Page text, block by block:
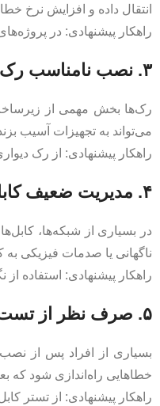
انتقال داده و افزایش نرخ
راهکار پیشنهادی: در
۳. نصب نامناسب رک شبکه
رک‌ها بخش مهمی از زیرساخت
می‌تواند به تجهیزات آسیب
راهکار پیشنهادی: از رک
۴. مدیریت ضعیف کابل‌ها و نبود برچسب‌گذاری
در بسیاری از شبکه‌ها،
ناگهانی یا صدمات فیزیکی به
راهکار پیشنهادی: استفاده
۵. صرف‌ نظر از تست نهایی و ابزارهای نظارت
بسیاری از افراد پس از
خطاهایی راه‌اندازی شود که
راهکار پیشنهادی: از تستر